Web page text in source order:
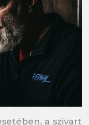
a szivart